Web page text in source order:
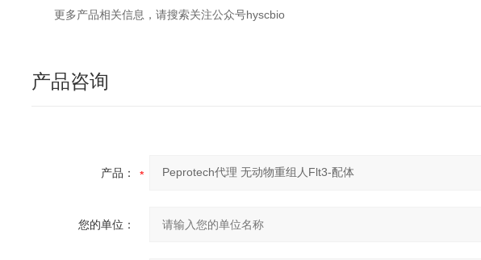
更多产品相关信息，请搜索关注公众号hyscbio
产品咨询
产品：
您的单位：